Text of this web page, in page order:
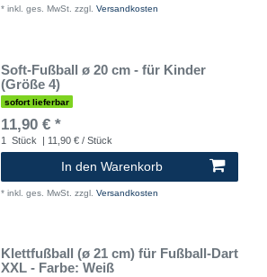
* inkl. ges. MwSt. zzgl. Versandkosten
Soft-Fußball ø 20 cm - für Kinder
(Größe 4)
sofort lieferbar
11,90 € *
1 Stück | 11,90 € / Stück
In den Warenkorb
* inkl. ges. MwSt. zzgl. Versandkosten
Klettfußball (ø 21 cm) für Fußball-Dart
XXL - Farbe: Weiß